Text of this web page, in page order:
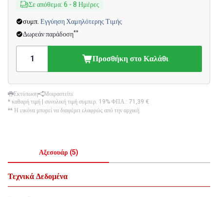
Σε απόθεμα: 6 - 8 Ημέρες
συμπ. Εγγύηση Χαμηλότερης Τιμής
Δωρεάν παράδοση**
Προσθήκη στο Καλάθι
Εκτύπωση
Μοιραστείτε
* καθαρή τιμή | συνολική τιμή συμπερ. 19% ΦΠΑ.: 71,39 €
** Η εικόνα μπορεί να διαφέρει ελαφρώς από την αρχική.
Αξεσουάρ (5)
Τεχνικά Δεδομένα